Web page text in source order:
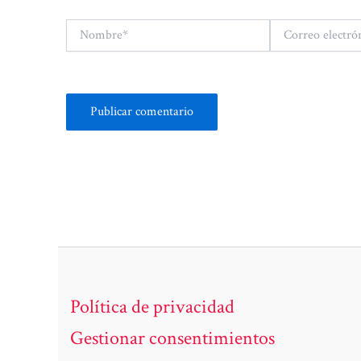
Nombre*
Correo
electrónico*
Política de privacidad
Gestionar consentimientos